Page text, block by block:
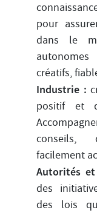
pour
dans le
créatifs,
Industrie :
positif et
conseils,
facilement
Autorités
des
des lois